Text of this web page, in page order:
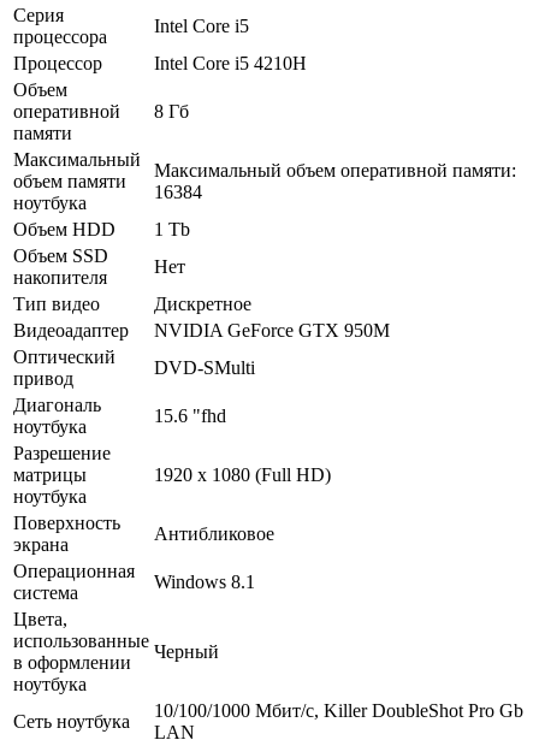
Серия
процессора
Intel Core i5
Процессор
Intel Core i5 4210H
Объем
оперативной
памяти
8 Гб
Максимальный
объем памяти
ноутбука
Максимальный объем оперативной памяти:
16384
Объем HDD
1 Tb
Объем SSD
накопителя
Нет
Тип видео
Дискретное
Видеоадаптер
NVIDIA GeForce GTX 950M
Оптический
привод
DVD-SMulti
Диагональ
ноутбука
15.6 "fhd
Разрешение
матрицы
ноутбука
1920 х 1080 (Full HD)
Поверхность
экрана
Антибликовое
Операционная
система
Windows 8.1
Цвета,
использованные
в оформлении
ноутбука
Черный
Сеть ноутбука
10/­100/­1000 Мбит/­с, Killer DoubleShot Pro Gb
LAN